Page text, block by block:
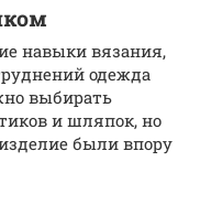
навыки вязания,
одежда
выбирать
и шляпок, но
были впору